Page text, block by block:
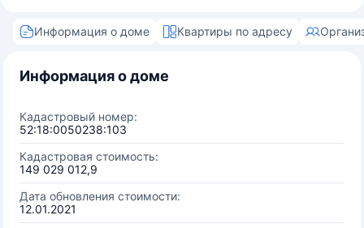
Информация о доме Квартиры по адресу
Информация о доме
Кадастровый номер:
52:18:0050238:103
Кадастровая стоимость:
149 029 012,9
Дата обновления стоимости:
12.01.2021